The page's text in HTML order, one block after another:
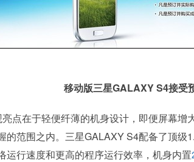
移动版三星GALAXY S4接受
点在于轻便纤薄的机身设计，即便屏幕增
的范围之内。三星GALAXY S4配备了顶级
运行速度和更高的程序运行效率，机身内置